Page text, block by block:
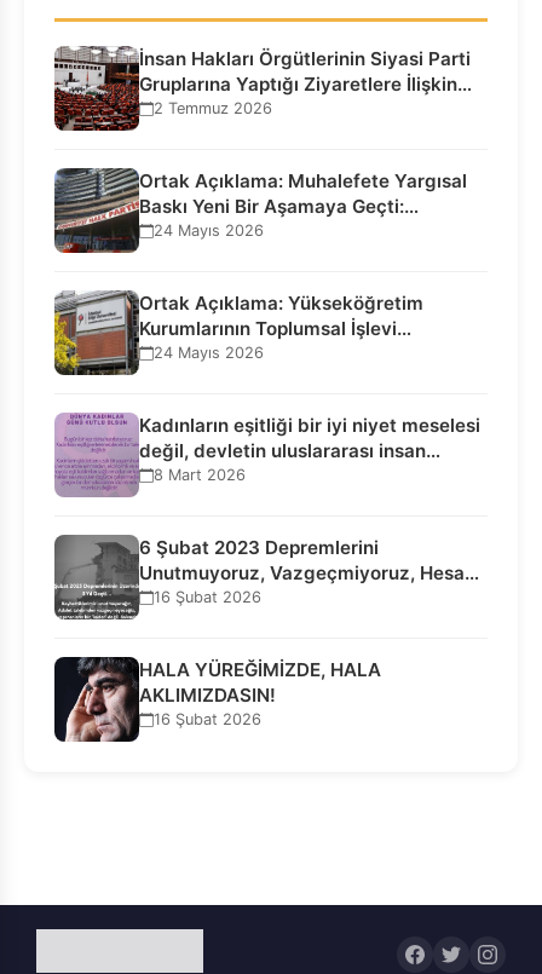
İnsan Hakları Örgütlerinin Siyasi Parti
Gruplarına Yaptığı Ziyaretlere İlişkin
Bilgilendirme…
2 Temmuz 2026
Ortak Açıklama: Muhalefete Yargısal
Baskı Yeni Bir Aşamaya Geçti:
Seçilmiş…
24 Mayıs 2026
Ortak Açıklama: Yükseköğretim
Kurumlarının Toplumsal İşlevi
Kurucularının Ticari Akıbetine
24 Mayıs 2026
Kadınların eşitliği bir iyi niyet meselesi
değil, devletin uluslararası insan…
8 Mart 2026
6 Şubat 2023 Depremlerini
Unutmuyoruz, Vazgeçmiyoruz, Hesap
Sorulmasını İstiyoruz!
16 Şubat 2026
HALA YÜREĞİMİZDE, HALA
AKLIMIZDASIN!
16 Şubat 2026